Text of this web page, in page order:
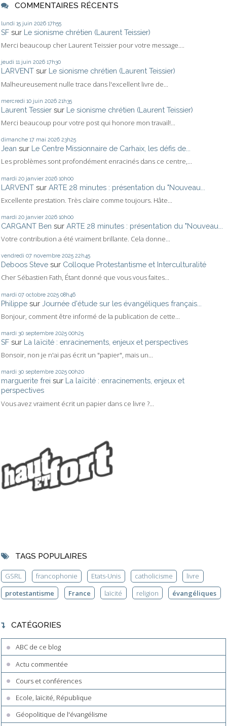
COMMENTAIRES RÉCENTS
lundi 15 juin 2026 17h55
SF sur Le sionisme chrétien (Laurent Teissier)
Merci beaucoup cher Laurent Teissier pour votre message....
jeudi 11 juin 2026 17h30
LARVENT sur Le sionisme chrétien (Laurent Teissier)
Malheureusement nulle trace dans l'excellent livre de...
mercredi 10 juin 2026 21h35
Laurent Tessier sur Le sionisme chrétien (Laurent Teissier)
Merci beaucoup pour votre post qui honore mon travail!...
dimanche 17 mai 2026 23h25
Jean sur Le Centre Missionnaire de Carhaix, les défis de...
Les problèmes sont profondément enracinés dans ce centre,...
mardi 20 janvier 2026 10h00
LARVENT sur ARTE 28 minutes : présentation du "Nouveau...
Excellente prestation. Très claire comme toujours. Hâte...
mardi 20 janvier 2026 10h00
CARGANT Ben sur ARTE 28 minutes : présentation du "Nouveau...
Votre contribution a été vraiment brillante. Cela donne...
vendredi 07 novembre 2025 22h45
Deboos Steve sur Colloque Protestantisme et Interculturalité
Cher Sébastien Fath, Étant donné que vous vous faites...
mardi 07 octobre 2025 08h46
Philippe sur Journée d'étude sur les évangéliques français...
Bonjour, comment être informé de la publication de cette...
mardi 30 septembre 2025 00h25
SF sur La laïcité : enracinements, enjeux et perspectives
Bonsoir, non je n'ai pas écrit un "papier", mais un...
mardi 30 septembre 2025 00h20
marguerite frei sur La laïcité : enracinements, enjeux et
perspectives
Vous avez vraiment écrit un papier dans ce livre ?...
TAGS POPULAIRES
GSRL francophonie Etats-Unis catholicisme
livre
protestantisme
France laïcité religion évangéliques
CATÉGORIES
ABC de ce blog
Actu commentée
Cours et conférences
Ecole, laïcité, République
Géopolitique de l'évangélisme